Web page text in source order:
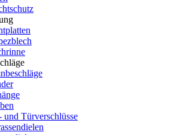
und Türverschlüsse